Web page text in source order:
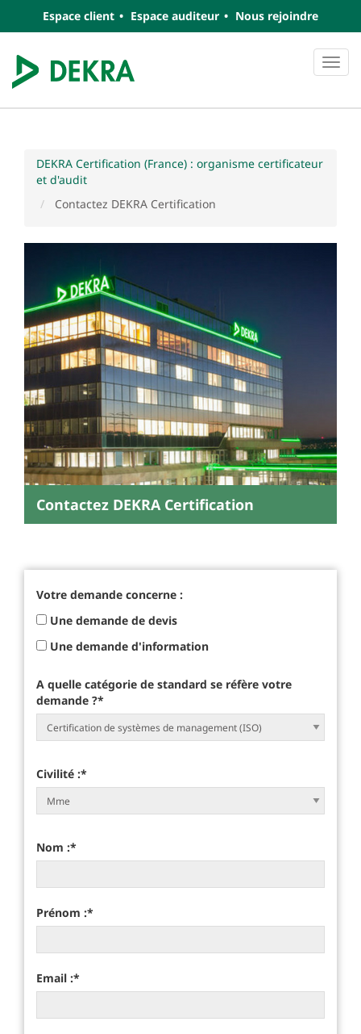
Espace client Espace auditeur Nous rejoindre
DEKRA Certification (France) : organisme certificateur
et d'audit
Contactez DEKRA Certification
Contactez DEKRA Certification
Votre demande concerne :
Une demande de devis
Une demande d'information
A quelle catégorie de standard se réfère votre
demande ?*
Civilité :*
Nom :*
Prénom :*
Email :*